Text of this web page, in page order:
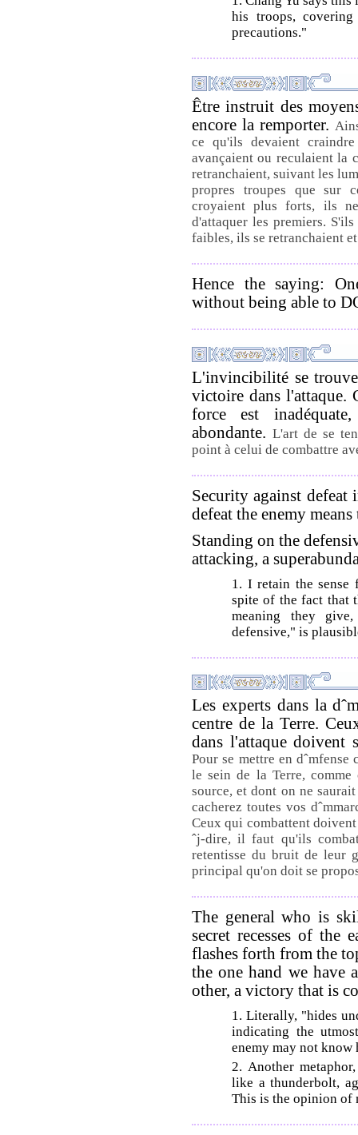
his troops,
precautions."
Être instruit des
encore la remporter.
ce qu'ils devaient
avançaient ou reculaient la
retranchaient, suivant les
propres troupes que sur
croyaient plus forts, ils
d'attaquer les premiers.
faibles, ils se retranchaient
Hence the saying:
without being able to
L'invincibilité se
victoire dans l'attaque.
force est
abondante.L'art de se
point à celui de combattre
Security against
defeat the enemy
Standing on the
attacking, a
1. I retain the sense
spite of the fact that
meaning they
defensive," is
Les experts dans la
centre de la Terre.
dans l'attaque doivent
Pour se mettre en
le sein de la Terre,
source, et dont on ne
cacherez toutes vos
Ceux qui combattent
ˆj-dire, il faut qu'ils
retentisse du bruit de leur
principal qu'on doit se
The general who is
secret recesses of the
flashes forth from the
the one hand we have
other, a victory that is
1. Literally, "hides
indicating the
enemy may not know
2. Another
like a thunderbolt,
This is the opinion of